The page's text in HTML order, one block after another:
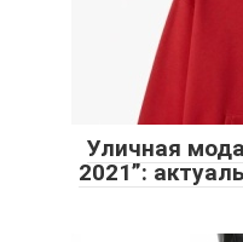
Уличная
2021”: